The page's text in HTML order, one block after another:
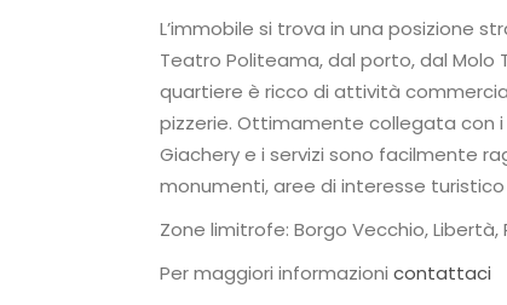
L’immobile si trova in una posizione
Teatro Politeama, dal porto, dal Molo
quartiere è ricco di attività
pizzerie. Ottimamente collegata con
Giachery e i servizi sono facilmente
monumenti, aree di interesse
Zone limitrofe: Borgo Vecchio, Libertà,
Per maggiori informazioni contattaci